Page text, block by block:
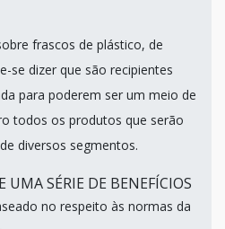
frascos de plástico, de
se dizer que são recipientes
para poderem ser um meio de
todos os produtos que serão
diversos segmentos.
UMA SÉRIE DE BENEFÍCIOS
no respeito às normas da